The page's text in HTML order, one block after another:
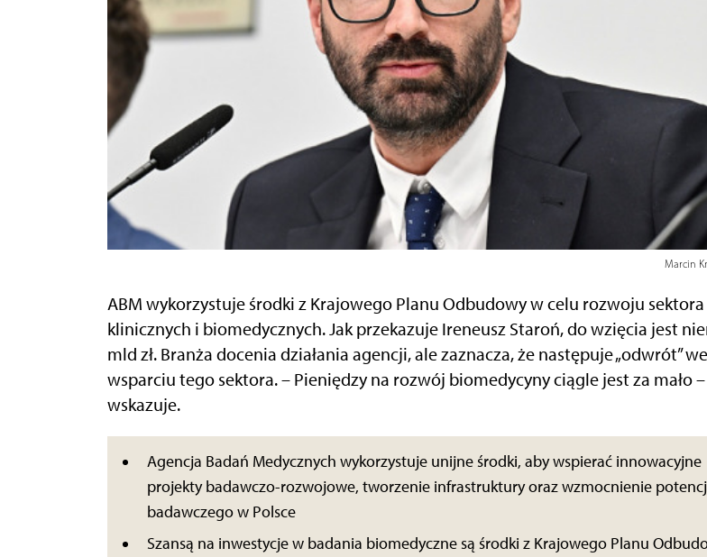
Marcin
ABM wykorzystuje środki z Krajowego Planu Odbudowy w celu rozwoju
klinicznych i biomedycznych. Jak przekazuje Ireneusz Staroń, do wzięcia jest
mld zł. Branża docenia działania agencji, ale zaznacza, że następuje „odwrót” we
wsparciu tego sektora. – Pieniędzy na rozwój biomedycyny ciągle jest za mało –
wskazuje.
Agencja Badań Medycznych wykorzystuje unijne środki, aby wspierać innowacyjne
projekty badawczo-rozwojowe, tworzenie infrastruktury oraz wzmocnienie
badawczego w Polsce
Szansą na inwestycje w badania biomedyczne są środki z Krajowego Planu